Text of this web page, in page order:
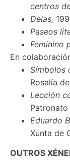
centros
Delas,
Paseos
Feminino
En
Símbolos
Rosalía
Lección
Patronato
Eduardo
Xunta de
OUTROS